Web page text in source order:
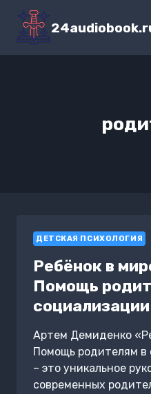
Перейти
содержимому
ДЕТСКАЯ ПСИХОЛОГИЯ
Ребёнок в
Помощь
Артем Демиденко
Помощь родителям в
– это уникальное
современных